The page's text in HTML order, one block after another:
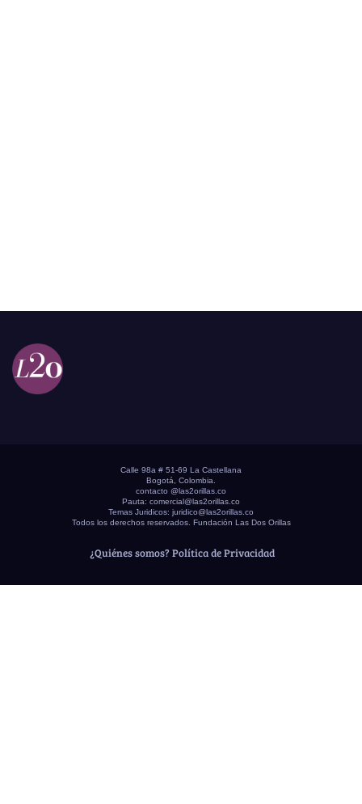
Calle 98a # 51-69 La Castellana
Bogotá, Colombia.
contacto @las2orillas.co
Pauta: comercial@las2orillas.co
Temas Juridicos: juridico@las2orillas.co
Todos los derechos reservados. Fundación Las Dos Orillas
¿Quiénes somos? Política de Privacidad